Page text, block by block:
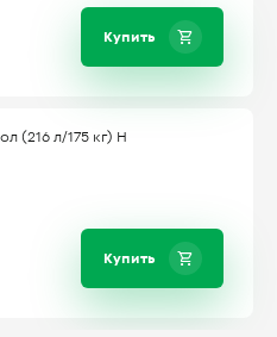
Купить
(216 л/175 кг) Н
Купить